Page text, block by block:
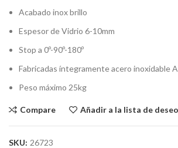
Acabado inox brillo
Espesor de Vidrio 6-10mm
Stop a 0º-90º-180º
Fabricadas íntegramente acero inoxidable
Peso máximo 25kg
Compare Añadir a la lista de
SKU: 26723